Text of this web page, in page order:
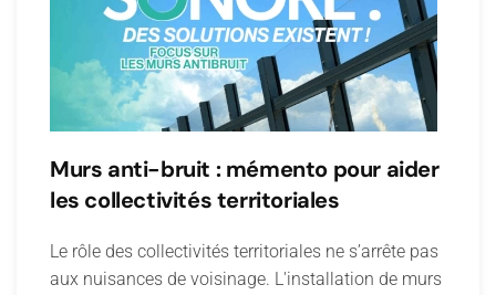
Murs anti-bruit : mémento pour aider
les collectivités territoriales
Le rôle des collectivités territoriales ne s’arrête pas
aux nuisances de voisinage. L'installation de murs